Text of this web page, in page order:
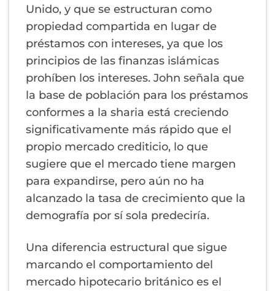
Unido, y que se estructuran como
propiedad compartida en lugar de
préstamos con intereses, ya que los
principios de las finanzas islámicas
prohíben los intereses. John señala que
la base de población para los préstamos
conformes a la sharia está creciendo
significativamente más rápido que el
propio mercado crediticio, lo que
sugiere que el mercado tiene margen
para expandirse, pero aún no ha
alcanzado la tasa de crecimiento que la
demografía por sí sola predeciría.
Una diferencia estructural que sigue
marcando el comportamiento del
mercado hipotecario británico es el